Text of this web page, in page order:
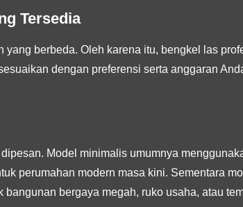
Tersedia
berbeda. Oleh karena itu, bengkel las
dengan preferensi serta anggaran
Model minimalis umumnya
perumahan modern masa kini. Sementara
bergaya megah, ruko usaha, atau